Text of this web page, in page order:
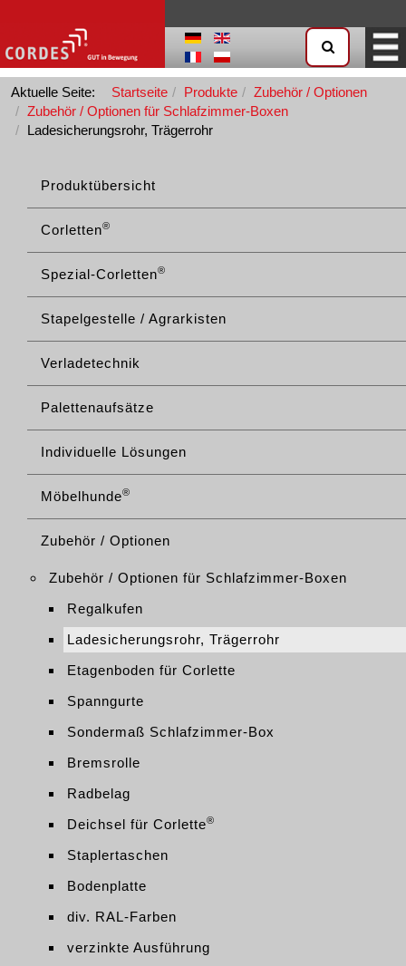
Aktuelle Seite: Startseite Produkte
Zubehör / Optionen
Zubehör / Optionen für Schlafzimmer-Boxen
Ladesicherungsrohr, Trägerrohr
Produktübersicht
Corletten®
Spezial-Corletten®
Stapelgestelle / Agrarkisten
Verladetechnik
Palettenaufsätze
Individuelle Lösungen
Möbelhunde®
Zubehör / Optionen
Zubehör / Optionen für Schlafzimmer-Boxen
Regalkufen
Ladesicherungsrohr, Trägerrohr
Etagenboden für Corlette
Spanngurte
Sondermaß Schlafzimmer-Box
Bremsrolle
Radbelag
Deichsel für Corlette®
Staplertaschen
Bodenplatte
div. RAL-Farben
verzinkte Ausführung